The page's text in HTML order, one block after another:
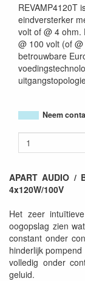
REVAMP4120T
eindversterker
volt of @ 4 ohm.
@ 100 volt (of
betrouwbare
Neem
APART AUDIO /
4x120W/100V
Het zeer
oogopslag zien
constant onder
hinderlijk
volledig onder
geluid.